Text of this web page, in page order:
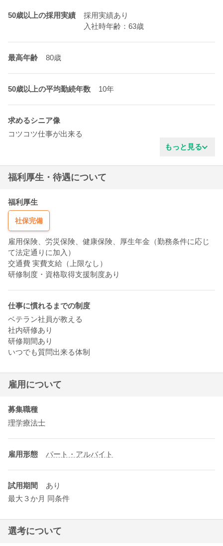
50歳以上の採用実績
採用実績あり
入社時年齢：63歳
最高年齢 80歳
50歳以上の平均勤続年数 10年
求めるシニア像
コツコツ仕事が出来る
穏やかな雰囲気
清潔感がある
もっと見る
福利厚生・待遇について
福利厚生
社保完備
雇用保険、労災保険、健康保険、厚生年金（勤務条件に応じ
て法定通りに加入）
交通費 実費支給（上限なし）
研修制度・資格取得支援制度あり
仕事に慣れるまでの制度
ベテラン社員が教える
社内研修あり
研修期間あり
いつでも質問出来る体制
雇用について
募集職種
理学療法士
雇用形態 パート・アルバイト
試用期間
あり
最大３か月 同条件
選考について